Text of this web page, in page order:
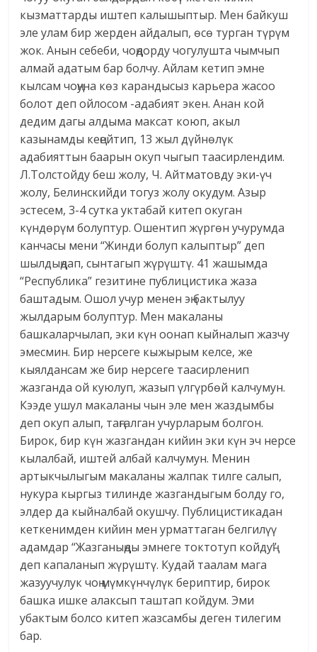
кызматтарды иштеп калышыптыр. Мен байкуш
эле улам бир жерден айдалып, өсө турган түрүм
жок. Анын себеби, чоңдорду чогулушта чымчып
алмай адатым бар болчу. Айлам кетип эмне
кылсам чоңуна көз карандысыз карьера жасоо
болот деп ойлосом -адабият экен. Анан кой
дедим дагы алдыма максат коюп, акыл
казынамды кеңейтип, 13 жыл дүйнөлүк
адабияттын баарын окуп чыгып таасирлендим.
Л.Толстойду беш жолу, Ч. Айтматовду эки-үч
жолу, Белинскийди тогуз жолу окудум. Азыр
эстесем, 3-4 сутка уктабай китеп окуган
күндөрүм болуптур. Ошентип жүргөн учурумда
канчасы мени “Жинди болуп калыптыр” деп
шылдыңдап, сынтагып жүрүштү. 41 жашымда
“Республика” гезитине публицистика жаза
баштадым. Ошол учур менен эң бактылуу
жылдарым болуптур. Мен макаланы
башкаларчылап, эки күн оонап кыйналып жазчу
эмесмин. Бир нерсеге кыжырым келсе, же
кыялдансам же бир нерсеге таасирленип
жазганда ой куюлуп, жазып үлгүрбөй калчумун.
Кээде ушул макаланы чын эле мен жаздымбы
деп окуп алып, таңгалган учурларым болгон.
Бирок, бир күн жазгандан кийин эки күн эч нерсе
кылалбай, иштей албай калчумун. Менин
артыкчылыгым макаланы жалпак тилге салып,
нукура кыргыз тилинде жазгандыгым болду го,
элдер да кыйналбай окушчу. Публицистикадан
кеткенимден кийин мен урматтаган белгилүү
адамдар “Жазганыңды эмнеге токтотуп койдуң”
деп капаланып жүрүштү. Кудай таалам мага
жазуучулук чоң мүмкүнчүлүк бериптир, бирок
башка ишке алаксып таштап койдум. Эми
убактым болсо китеп жазсамбы деген тилегим
бар.